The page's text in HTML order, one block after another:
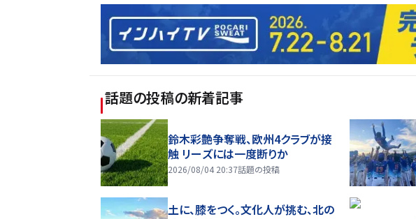
話題の投稿の新着記事
鈴木彩艶争奪戦、欧州4クラブが接
触 リーズには一度断りか
2026/08/04 20:37話題の投稿
土に、膝をつく。文化人が挑む、北の